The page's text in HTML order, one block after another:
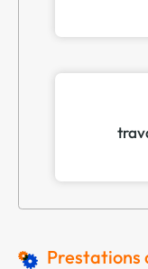
Prestations